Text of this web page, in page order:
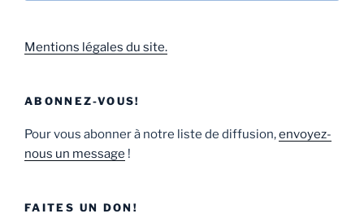
Mentions légales du site.
ABONNEZ-VOUS!
Pour vous abonner à notre liste de diffusion,envoyez-
nous un message !
FAITES UN DON!